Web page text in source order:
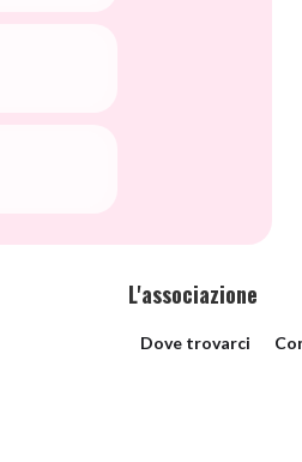
L'associazione
Dove trovarci